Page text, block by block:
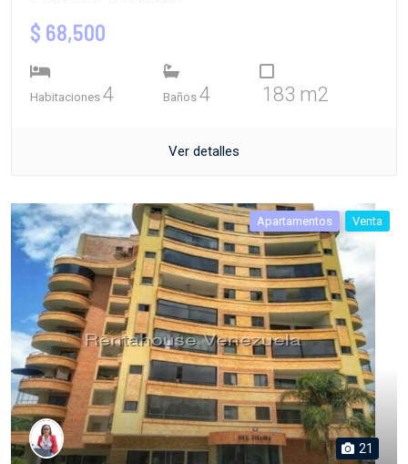
$ 68,500
Habitaciones 4 Baños 4 183 m2
Ver detalles
Apartamentos Venta
21